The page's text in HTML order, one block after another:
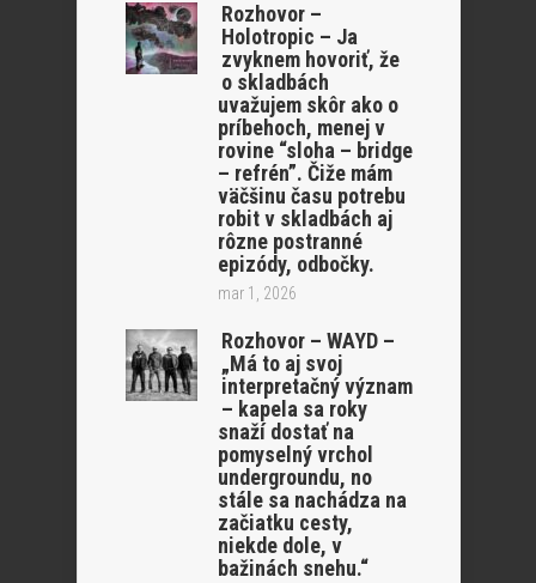
Rozhovor –
Holotropic – Ja
zvyknem hovoriť, že
o skladbách
uvažujem skôr ako o
príbehoch, menej v
rovine “sloha – bridge
– refrén”. Čiže mám
väčšinu času potrebu
robit v skladbách aj
rôzne postranné
epizódy, odbočky.
mar 1, 2026
Rozhovor – WAYD –
„Má to aj svoj
interpretačný význam
– kapela sa roky
snaží dostať na
pomyselný vrchol
undergroundu, no
stále sa nachádza na
začiatku cesty,
niekde dole, v
bažinách snehu.“